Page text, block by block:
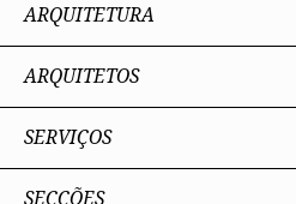
Ordem dos Arquitectos
Sobre a OA
Legado
Estatuto e Regulamentos
Comissões Técnicas
Membros Honorários
ARQUITETURA
Trabalhar com Arquiteto
Porquê um Arquiteto
Boas práticas
ARQUITETOS
Portal dos Arquitectos
Sobre o Portal
SERVIÇOS
SECÇÕES